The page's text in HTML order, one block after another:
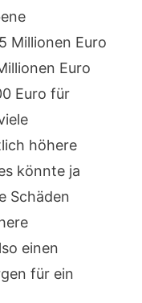
Millionen Euro
Euro
Euro für
höhere
könnte ja
Schäden
einen
für ein